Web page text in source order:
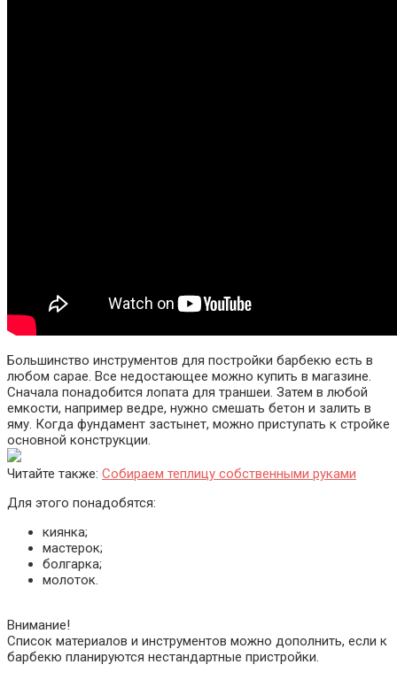
Большинство инструментов для постройки барбекю есть в
любом сарае. Все недостающее можно купить в магазине.
Сначала понадобится лопата для траншеи. Затем в любой
емкости, например ведре, нужно смешать бетон и залить в
яму. Когда фундамент застынет, можно приступать к стройке
основной конструкции.
Читайте также: Собираем теплицу собственными руками
Для этого понадобятся:
киянка;
мастерок;
болгарка;
молоток.
Внимание!
Список материалов и инструментов можно дополнить, если к
барбекю планируются нестандартные пристройки.